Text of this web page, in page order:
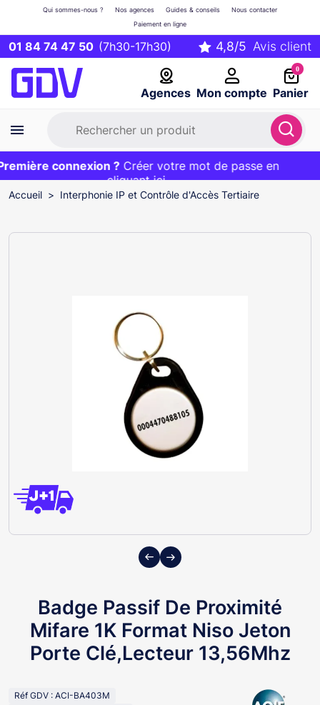
01 84 74 47 50 (7h30-17h30)
Agences Mon compte
Qui sommes-nous ? Nos agences Guides & conseils
Nous contacter
Paiement en ligne
0
Panier
Première commande ?20€ OFFERT sur votre panier
et livraison 24/48h gratuite avec le codeBIENVENUE
connexion ?Créer votre mot de passe en
cliquant ici
EXCLU WEB :
Accueil Interphonie IP et Contrôle d'Accès Tertiaire
Previous
Next
Badge Passif De Proximité
Mifare 1K Format Niso Jeton
Porte Clé,Lecteur 13,56Mhz
Réf GDV : ACI-BA403M